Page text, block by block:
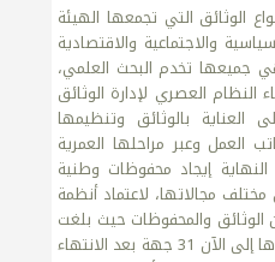
الوثائق التي تجمعها الهيئة
والاجتماعية والاقتصادية
جميعها تخدم البحث العلمي،
العصري لإدارة الوثائق
بالوثائق وتنظيمها
وعبر مراحلها العمرية
إيجاد محفوظات وطنية
مجالاتها، لاعتماد أنظمة
الوثائق والمحفوظات حيث بلغت
عدد الجهات الحكومية تم اعتمادها إلى الآن 31 جهة بعد الانتهاء